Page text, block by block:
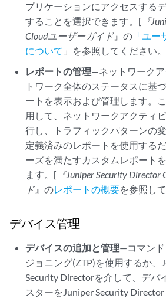
プリケーションにアクセスする
することを選択できます。[ 『
Cloudユーザーガイド』の 「ユ
について 」を参照してください
レポートの管理—ネットワーク
トワーク全体のステータスに基
ートを表示および管理します。
用して、ネットワークアクティ
行し、トラフィックパターンの
定義済みのレポートを使用する
ーズを満たすカスタムレポート
ます。[ 『Juniper Security Director
ド』のレポートの概要を参照し
デバイス管理
デバイスの追加と管理—コマン
ジョニング(ZTP)を使用するか、
Security Directorを介して、デバ
スターをJuniper Security